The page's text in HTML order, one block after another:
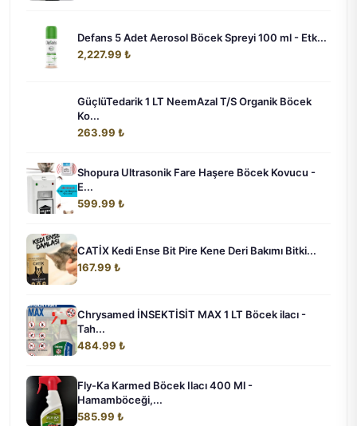
Defans 5 Adet Aerosol Böcek Spreyi 100 ml - Etk...
2,227.99 ₺
GüçlüTedarik 1 LT NeemAzal T/S Organik Böcek
Ko...
263.99 ₺
Shopura Ultrasonik Fare Haşere Böcek Kovucu -
E...
599.99 ₺
CATİX Kedi Ense Bit Pire Kene Deri Bakımı Bitki...
167.99 ₺
Chrysamed İNSEKTİSİT MAX 1 LT Böcek ilacı -
Tah...
484.99 ₺
Fly-Ka Karmed Böcek Ilacı 400 Ml -
Hamamböceği,...
585.99 ₺